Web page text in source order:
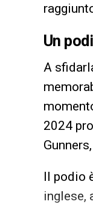
Un
A
2024
Il podio
inglese,